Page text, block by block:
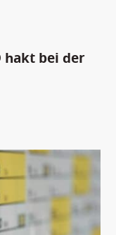
hakt bei der